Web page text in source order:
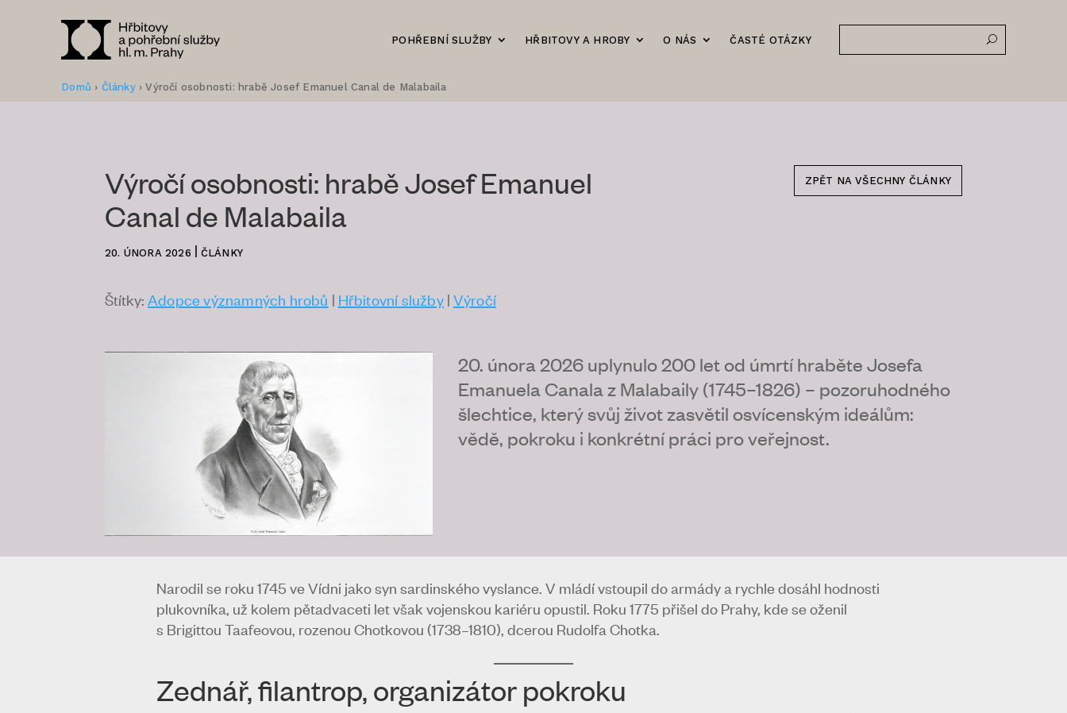
POHŘEBNÍ SLUŽBY HŘBITOVY A HROBY O NÁS ČASTÉ OTÁZKY
Domů › Články›Výročí osobnosti: hrabě Josef Emanuel Canal de Malabaila
Výročí osobnosti: hrabě Josef Emanuel
Canal de Malabaila
20. ÚNORA 2026 | ČLÁNKY
Štítky: Adopce významných hrobů | Hřbitovní služby| Výročí
ZPĚT NA VŠECHNY ČLÁNKY
20. února 2026 uplynulo 200 let od úmrtí hraběte Josefa
Emanuela Canala z Malabaily (1745–1826) – pozoruhodného
šlechtice, který svůj život zasvětil osvícenským ideálům:
vědě, pokroku i konkrétní práci pro veřejnost.
Narodil se roku 1745 ve Vídni jako syn sardinského vyslance. V mládí vstoupil do armády a rychle dosáhl hodnosti
plukovníka, už kolem pětadvaceti let však vojenskou kariéru opustil. Roku 1775 přišel do Prahy, kde se oženil
s Brigittou Taafeovou, rozenou Chotkovou (1738–1810), dcerou Rudolfa Chotka.
Zednář, filantrop, organizátor pokroku